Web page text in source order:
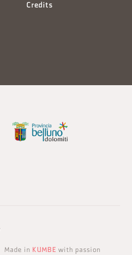
Credits
Made in KUMBE with passion